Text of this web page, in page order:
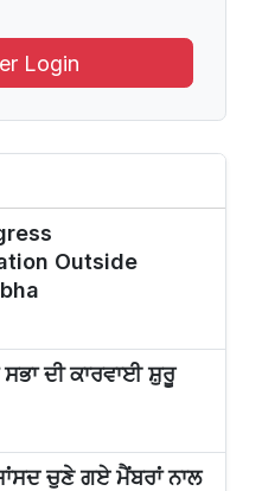
Login
Outside
ਸਭਾ ਦੀ ਕਾਰਵਾਈ ਸ਼ੁਰੂ
ਚੁਣੇ ਗਏ ਮੈਂਬਰਾਂ ਨਾਲ